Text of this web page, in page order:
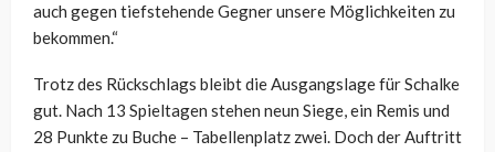
auch gegen tiefstehende Gegner unsere Möglichkeiten zu
bekommen.“
Trotz des Rückschlags bleibt die Ausgangslage für Schalke
gut. Nach 13 Spieltagen stehen neun Siege, ein Remis und
28 Punkte zu Buche – Tabellenplatz zwei. Doch der Auftritt